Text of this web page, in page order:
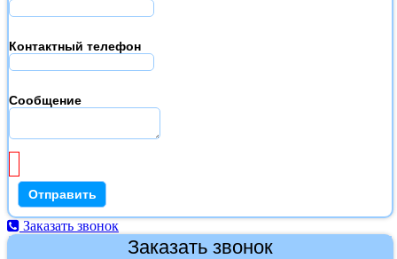
Контактный телефон
Сообщение
Заказать звонок
Заказать звонок